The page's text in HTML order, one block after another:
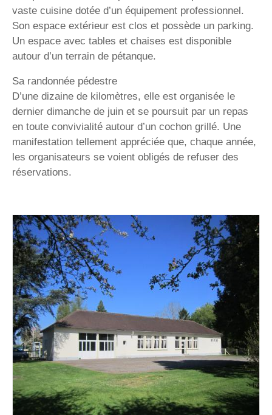
vaste cuisine dotée d’un équipement professionnel.
Son espace extérieur est clos et possède un parking.
Un espace avec tables et chaises est disponible
autour d’un terrain de pétanque.
Sa randonnée pédestre
D’une dizaine de kilomètres, elle est organisée le
dernier dimanche de juin et se poursuit par un repas
en toute convivialité autour d’un cochon grillé. Une
manifestation tellement appréciée que, chaque année,
les organisateurs se voient obligés de refuser des
réservations.